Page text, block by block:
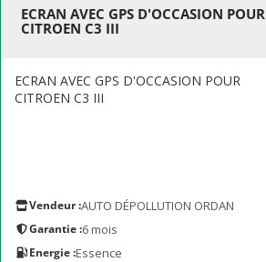
ECRAN AVEC GPS D'OCCASION POUR
CITROEN C3 III
ECRAN AVEC GPS D'OCCASION POUR
CITROEN C3 III
Vendeur :AUTO DÉPOLLUTION ORDAN
Garantie :6 mois
Energie :Essence